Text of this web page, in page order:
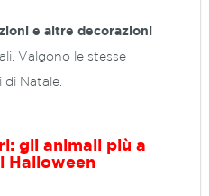
e altre decorazioni
Valgono le stesse
Natale.
gli animali più a
Halloween